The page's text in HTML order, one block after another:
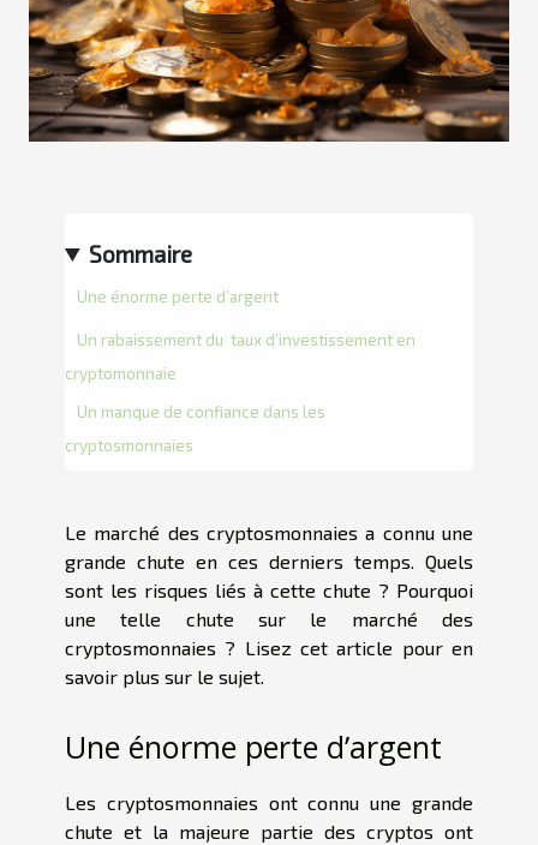
Sommaire
Une énorme perte d’argent
Un rabaissement du taux d’investissement en
cryptomonnaie
Un manque de confiance dans les
cryptosmonnaies
Le marché des cryptosmonnaies a connu une
grande chute en ces derniers temps. Quels
sont les risques liés à cette chute ? Pourquoi
une telle chute sur le marché des
cryptosmonnaies ? Lisez cet article pour en
savoir plus sur le sujet.
Une énorme perte d’argent
Les cryptosmonnaies ont connu une grande
chute et la majeure partie des cryptos ont